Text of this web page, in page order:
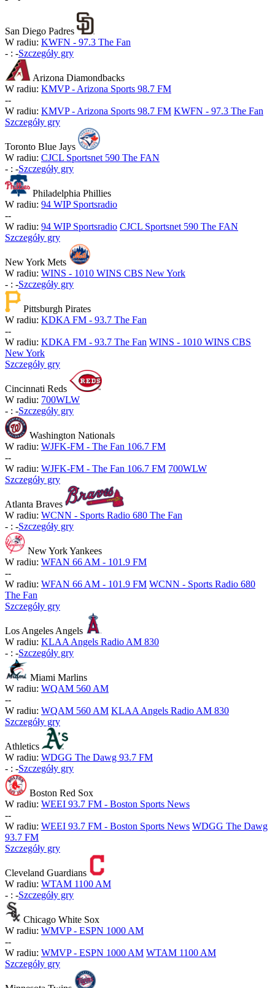
San Diego Padres
W radiu: KWFN - 97.3 The Fan
- : -Szczegóły gry
Arizona Diamondbacks
W radiu: KMVP - Arizona Sports 98.7 FM
--
W radiu: KMVP - Arizona Sports 98.7 FM KWFN - 97.3 The Fan
Szczegóły gry
Toronto Blue Jays
W radiu: CJCL Sportsnet 590 The FAN
- : -Szczegóły gry
Philadelphia Phillies
W radiu: 94 WIP Sportsradio
--
W radiu: 94 WIP Sportsradio CJCL Sportsnet 590 The FAN
Szczegóły gry
New York Mets
W radiu: WINS - 1010 WINS CBS New York
- : -Szczegóły gry
Pittsburgh Pirates
W radiu: KDKA FM - 93.7 The Fan
--
W radiu: KDKA FM - 93.7 The Fan WINS - 1010 WINS CBS
New York
Szczegóły gry
Cincinnati Reds
W radiu: 700WLW
- : -Szczegóły gry
Washington Nationals
W radiu: WJFK-FM - The Fan 106.7 FM
--
W radiu: WJFK-FM - The Fan 106.7 FM 700WLW
Szczegóły gry
Atlanta Braves
W radiu: WCNN - Sports Radio 680 The Fan
- : -Szczegóły gry
New York Yankees
W radiu: WFAN 66 AM - 101.9 FM
--
W radiu: WFAN 66 AM - 101.9 FM WCNN - Sports Radio 680
The Fan
Szczegóły gry
Los Angeles Angels
W radiu: KLAA Angels Radio AM 830
- : -Szczegóły gry
Miami Marlins
W radiu: WQAM 560 AM
--
W radiu: WQAM 560 AM KLAA Angels Radio AM 830
Szczegóły gry
Athletics
W radiu: WDGG The Dawg 93.7 FM
- : -Szczegóły gry
Boston Red Sox
W radiu: WEEI 93.7 FM - Boston Sports News
--
W radiu: WEEI 93.7 FM - Boston Sports News WDGG The Dawg
93.7 FM
Szczegóły gry
Cleveland Guardians
W radiu: WTAM 1100 AM
- : -Szczegóły gry
Chicago White Sox
W radiu: WMVP - ESPN 1000 AM
--
W radiu: WMVP - ESPN 1000 AM WTAM 1100 AM
Szczegóły gry